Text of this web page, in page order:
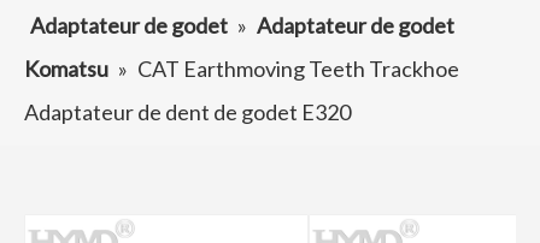
Adaptateur de godet » Adaptateur de godet
Komatsu » CAT Earthmoving Teeth Trackhoe
Adaptateur de dent de godet E320